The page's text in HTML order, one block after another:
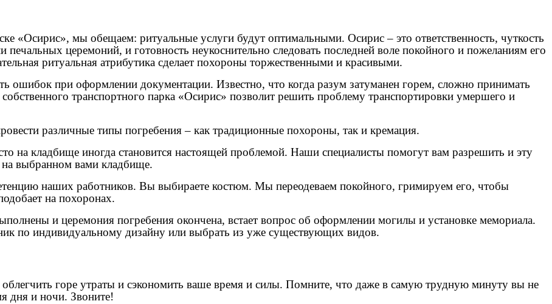
«Осирис», мы обещаем: ритуальные услуги будут оптимальными. Осирис – это ответственность, чуткость
церемоний, и готовность неукоснительно следовать последней воле покойного и пожеланиям его
ритуальная атрибутика сделает похороны торжественными и красивыми.
ошибок при оформлении документации. Известно, что когда разум затуманен горем, сложно принимать
транспортного парка «Осирис» позволит решить проблему транспортировки умершего и
различные типы погребения – как традиционные похороны, так и кремация.
на кладбище иногда становится настоящей проблемой. Наши специалисты помогут вам разрешить и эту
на выбранном вами кладбище.
наших работников. Вы выбираете костюм. Мы переодеваем покойного, гримируем его, чтобы
на похоронах.
и церемония погребения окончена, встает вопрос об оформлении могилы и установке мемориала.
по индивидуальному дизайну или выбрать из уже существующих видов.
горе утраты и сэкономить ваше время и силы. Помните, что даже в самую трудную минуту вы не
дня и ночи. Звоните!